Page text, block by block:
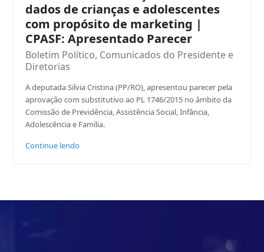
dados de crianças e adolescentes
com propósito de marketing |
CPASF: Apresentado Parecer
Boletim Político, Comunicados do Presidente e
Diretorias
A deputada Silvia Cristina (PP/RO), apresentou parecer pela
aprovação com substitutivo ao PL 1746/2015 no âmbito da
Comissão de Previdência, Assistência Social, Infância,
Adolescência e Família.
Continue lendo